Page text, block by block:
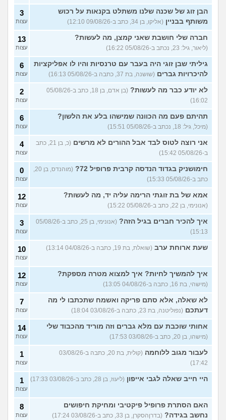
הבן זוג של שכנה שלנו משתלט בקנאות על רכוש
משותף בבניין (אליקו, בן 34, כתב ב-09/08/26 12:10)
3
עצות
חברה שלי חושבת שאני קמצן, מה לעשות?
(ליאור, גיל: 23, נכתב ב-05/08/26 16:22)
13
עצות
גיליתי שבן זוגי היה בעבר עם טרנסיות והיו לו אפליקציות
להיכרויות גברים (שושנה, בת 37, כתבה ב-05/08/26 16:13)
6
עצות
לא יודע כבר מה לעשות?
(בן אדם, בן 18, כתב ב-05/08/26
16:02)
2
עצות
תהיתם פעם מה הכוונה שמישהו בלע את הלשון?
(מיכל, גיל: 18, נכתב ב-05/08/26 15:51)
6
עצות
אני רוצה לטוס לבד אבל ההורים לא מרשים
(כ, בן 21, כתב
ב-05/08/26 15:42)
4
עצות
חימושניק בגדוד הנדסה קרבית פרופיל 72?
(מוהנדס, בן 20,
כתב ב-05/08/26 15:33)
0
עצות
אמא של בת זוגתי הרימה עליה יד, מה לעשות?
(אנונימי, בן 22, כתב ב-05/08/26 15:22)
12
עצות
איך להכיר חברים בגיל הזה?
(אנונימי, בן 25, כתב ב-05/08/26
15:13)
3
עצות
שעת ארוחת ערב (שואלת, בת 19, כתבה ב-04/08/26 13:14) 10
עצות
איך להמשיך לחיות? איך למצוא מטרה מספקת?
(מישהי, בת 16, כתבה ב-04/08/26 13:05)
12
עצות
לא שאלה, אלא סתם פריקה ואשמח שתכתבו לי מה
דעתכם (נפוליטנה, בת 23, כתבה ב-03/08/26 18:04)
7
עצות
אחותי שוכבת עם מלא גברים וזה מוריד מהכבוד שלי
(מישהו, בן 20, כתב ב-03/08/26 17:53)
14
עצות
לעבור מגוב ללוחמה
(קולית, בת 20, כתבה ב-03/08/26
17:42)
1
עצות
היי חייב שאלה לגבי אייפון (ליעוז, בן 28, כתב ב-03/08/26 17:33) 1
עצות
האם הסתרת פרופיל פיקטיבי ומחיקת חיפושים
נחשב בגידה? (בדרןהסקרן, בן 33, כתב ב-03/08/26 17:24)
8
עצות